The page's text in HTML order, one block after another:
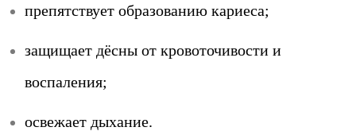
препятствует образованию кариеса;
защищает дёсны от кровоточивости и
воспаления;
освежает дыхание.